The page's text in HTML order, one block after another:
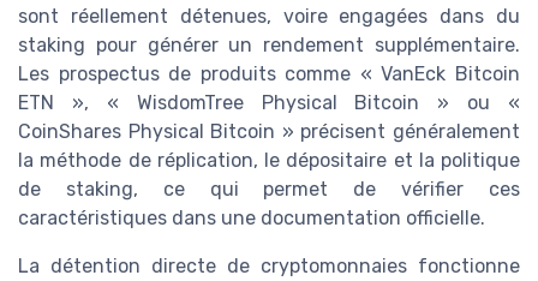
sont réellement détenues, voire engagées dans du
staking pour générer un rendement supplémentaire.
Les prospectus de produits comme « VanEck Bitcoin
ETN », « WisdomTree Physical Bitcoin » ou «
CoinShares Physical Bitcoin » précisent généralement
la méthode de réplication, le dépositaire et la politique
de staking, ce qui permet de vérifier ces
caractéristiques dans une documentation officielle.
La détention directe de cryptomonnaies fonctionne